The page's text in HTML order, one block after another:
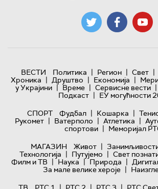
ВЕСТИ Политика | Регион | Свет |
Хроника | Друштво | Економија |
у Украјини | Време | Сервисне вести |
Подкаст | ЕУ могућности
СПОРТ
Фудбал | Кошарка |
Рукомет | Ватерполо | Атлетика |
спортови | Меморијал
МАГАЗИН
Живот |
Технологијa | Путујемо | Свет
Филм и ТВ | Наука | Природа |
За мале велике хероје |